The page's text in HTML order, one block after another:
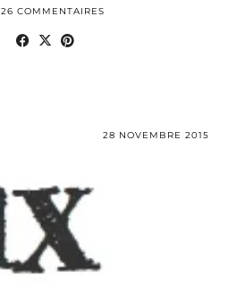
26 COMMENTAIRES
28 NOVEMBRE 2015